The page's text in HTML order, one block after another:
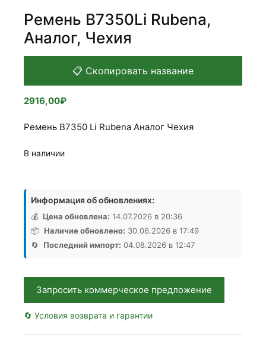
Ремень В7350Li Rubena,
Аналог, Чехия
📋 Скопировать название
2916,00₽
Ремень В7350 Li Rubena Аналог Чехия
В наличии
товара
Ремень
В7350Li
Rubena,
Аналог,
Чехия
Информация об обновлениях:
💰 Цена обновлена: 14.07.2026 в 20:36
📦 Наличие обновлено: 30.06.2026 в 17:49
🔄
Последний импорт: 04.08.2026 в 12:47
Запросить коммерческое предложение
🔄 Условия возврата и гарантии